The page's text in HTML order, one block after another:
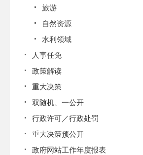
旅游
自然资源
水利领域
人事任免
政策解读
重大决策
双随机、一公开
行政许可／行政处罚
重大决策预公开
政府网站工作年度报表